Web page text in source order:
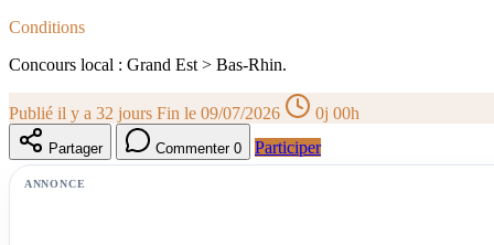
Conditions
Concours local : Grand Est > Bas-Rhin.
Publié il y a 32 jours Fin le 09/07/2026 0j 00h
Partager Commenter 0 Participer
ANNONCE